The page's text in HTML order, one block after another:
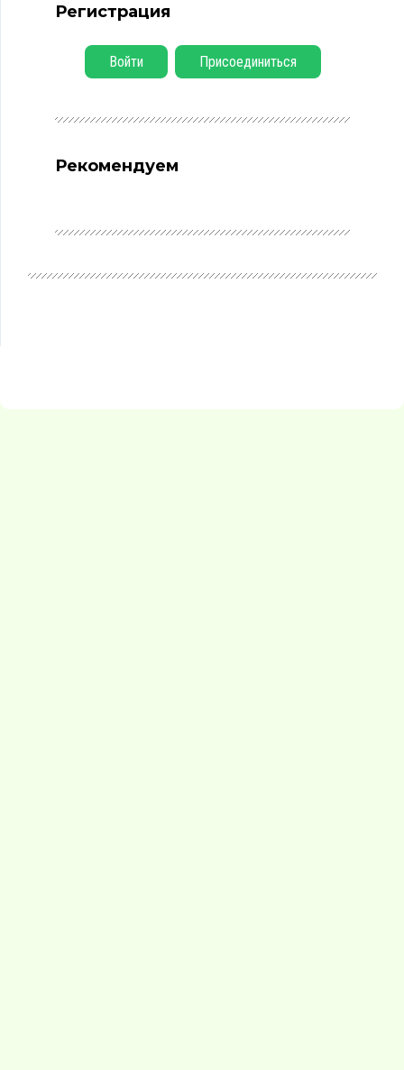
Регистрация
Войти Присоединиться
Рекомендуем